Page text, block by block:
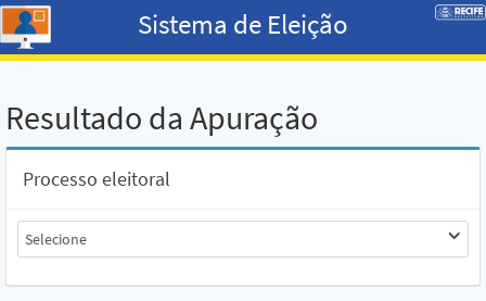
Sistema de Eleição
Resultado da Apuração
Processo eleitoral
Selecione